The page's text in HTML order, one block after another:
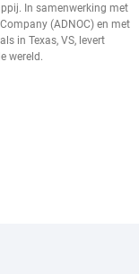
In samenwerking met
(ADNOC) en met
in Texas, VS, levert
wereld.